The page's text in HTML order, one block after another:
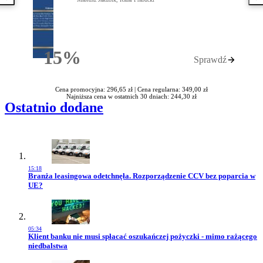
15%Rabatu Sprawdź
Cena promocyjna: 296,65 zł | Cena regularna: 349,00 zł
Najniższa cena w ostatnich 30 dniach: 244,30 zł
Ostatnio dodane
15:18
Przejdź do artykułu:
Branża leasingowa odetchnęła. Rozporządzenie CCV bez poparcia w
UE?
05:34
Przejdź do artykułu:
Klient banku nie musi spłacać oszukańczej pożyczki - mimo rażącego
niedbalstwa